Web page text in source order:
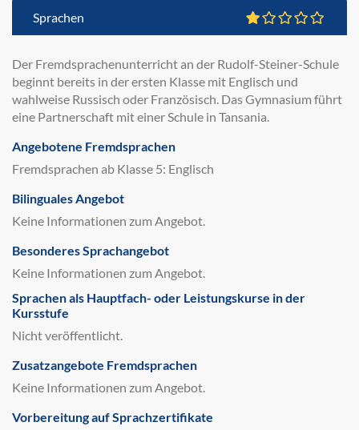
Sprachen
Der Fremdsprachenunterricht an der Rudolf-Steiner-Schule
beginnt bereits in der ersten Klasse mit Englisch und
wahlweise Russisch oder Französisch. Das Gymnasium führt
eine Partnerschaft mit einer Schule in Tansania.
Angebotene Fremdsprachen
Fremdsprachen ab Klasse 5: Englisch
Bilinguales Angebot
Keine Informationen zum Angebot.
Besonderes Sprachangebot
Keine Informationen zum Angebot.
Sprachen als Hauptfach- oder Leistungskurse in der
Kursstufe
Nicht veröffentlicht.
Zusatzangebote Fremdsprachen
Keine Informationen zum Angebot.
Vorbereitung auf Sprachzertifikate